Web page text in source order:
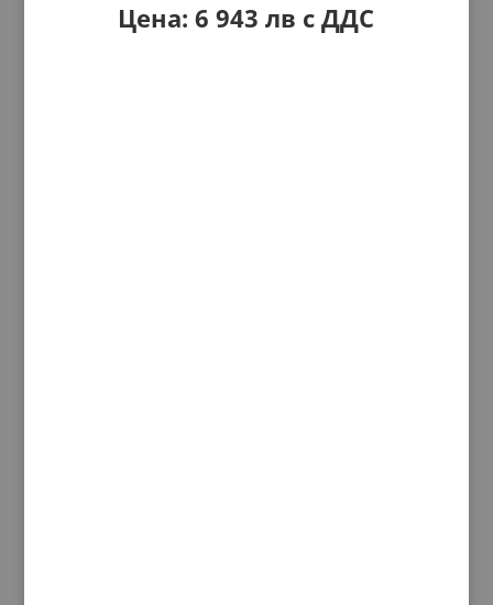
Цена: 6 943 лв с ДДС